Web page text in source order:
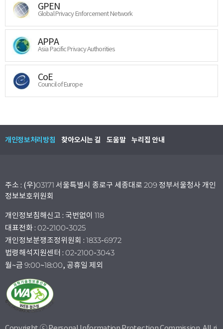
GPEN
Global Privacy Enforcement Network
APPA
Asia Pacific Privacy Authorities
CoE
Council of Europe
개인정보처리방침 찾아오시는 길 도움말 누리집 안내
주소 : (우)03171 서울특별시 종로구 세종대로 209 정부서울청사 개인
정보보호위원회
개인정보침해신고 : 국번없이 118
대표전화 : 02-2100-3025
개인정보분쟁조정위원회 : 1833-6972
법령해석지원센터 : 02-2100-3043
월~금 9:00~18:00, 공휴일 제외